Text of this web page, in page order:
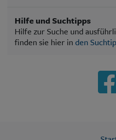
Hilfe und Suchtipps
Hilfe zur Suche und
finden sie hier in den